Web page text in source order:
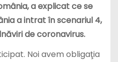
a explicat ce se
a intrat în scenariul 4,
de coronavirus.
Noi avem obligaţia